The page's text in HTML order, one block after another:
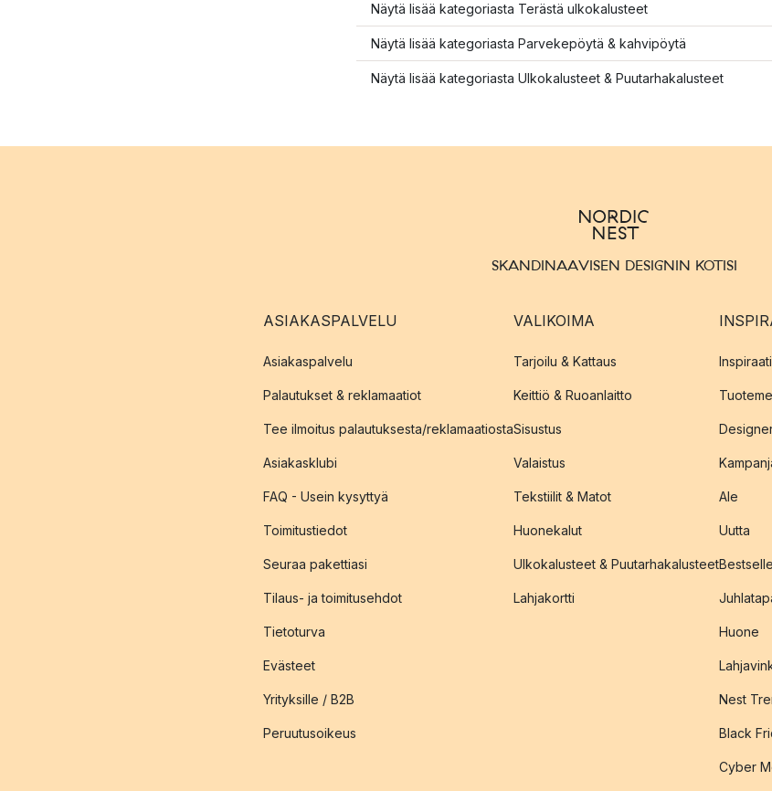
Näytä lisää kategoriasta Terästä ulkokalusteet
Näytä lisää kategoriasta Parvekepöytä & kahvipöytä
Näytä lisää kategoriasta Ulkokalusteet & Puutarhakalusteet
SKANDINAAVISEN DESIGNIN KOTISI
ASIAKASPALVELU
Asiakaspalvelu
Palautukset & reklamaatiot
Tee ilmoitus palautuksesta/reklamaatiosta
Asiakasklubi
FAQ - Usein kysyttyä
Toimitustiedot
Seuraa pakettiasi
Tilaus- ja toimitusehdot
Tietoturva
Evästeet
Yrityksille / B2B
Peruutusoikeus
VALIKOIMA
Tarjoilu & Kattaus
Keittiö & Ruoanlaitto
Sisustus
Valaistus
Tekstiilit & Matot
Huonekalut
Ulkokalusteet & Puutarhakalusteet
Lahjakortti
Ale
Uutta
Huone
Nest
Black
Cyber